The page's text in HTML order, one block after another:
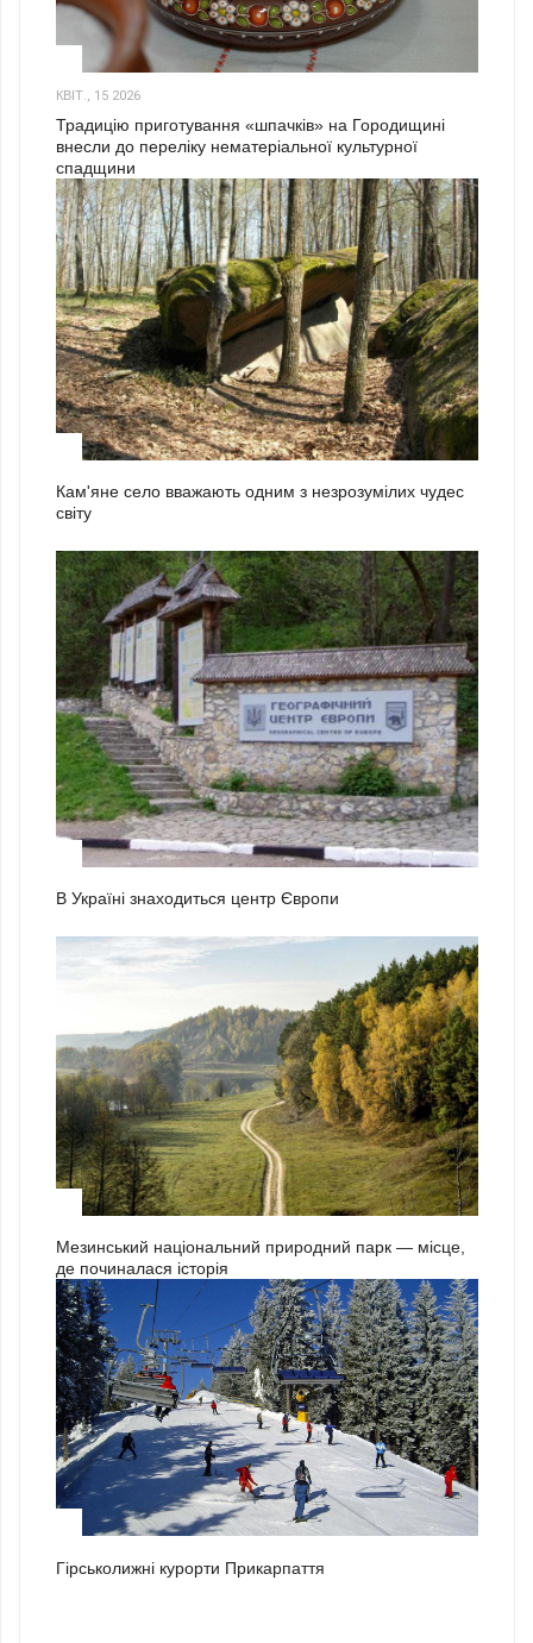
КВІТ., 15 2026
Традицію приготування «шпачків» на Городищині
внесли до переліку нематеріальної культурної
спадщини
Кам'яне село вважають одним з незрозумілих чудес
світу
В Україні знаходиться центр Європи
Мезинський національний природний парк — місце,
де починалася історія
Гірськолижні курорти Прикарпаття